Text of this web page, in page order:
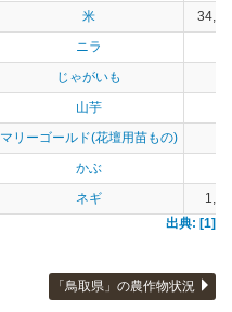
米
ニラ
じゃがいも
山芋
マリーゴールド(花壇用苗もの)
かぶ
ネギ
出典: [1]
「鳥取県」の農作物状況